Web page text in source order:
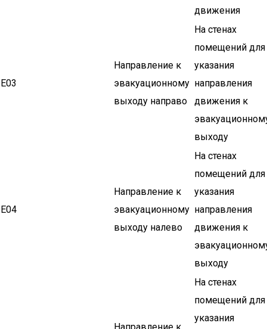
движения
Е03
Направление к
эвакуационному
выходу направо
На стенах
помещений для
указания
направления
движения к
выходу
Е04
Направление к
эвакуационному
выходу налево
На стенах
помещений для
указания
направления
движения к
выходу
На стенах
помещений для
указания